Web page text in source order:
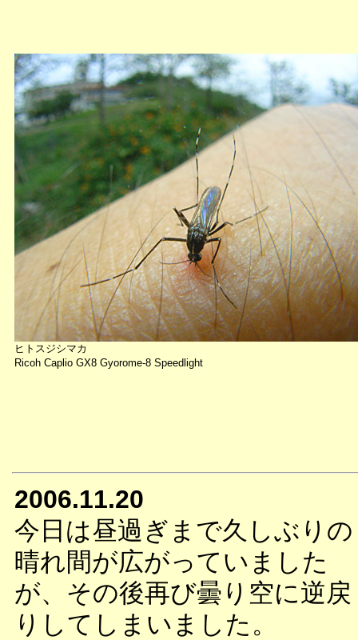
ヒトスジシマカ
Ricoh Caplio GX8 Gyorome-8 Speedlight
2006.11.20
今日は昼過ぎまで久しぶりの
晴れ間が広がっていました
が、その後再び曇り空に逆戻
りしてしまいました。